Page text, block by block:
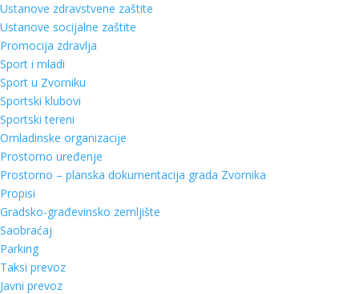
Ustanove zdravstvene zaštite
Ustanove socijalne zaštite
Promocija zdravlja
Sport i mladi
Sport u Zvorniku
Sportski klubovi
Sportski tereni
Omladinske organizacije
Prostorno uređenje
Prostorno – planska dokumentacija grada Zvornika
Propisi
Gradsko-građevinsko zemljište
Saobraćaj
Parking
Taksi prevoz
Javni prevoz